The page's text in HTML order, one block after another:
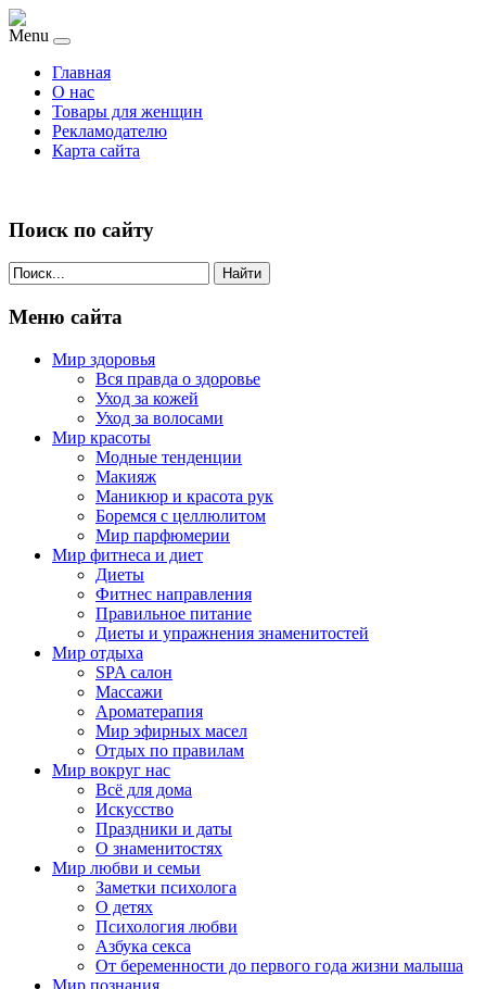
Menu
Главная
О нас
Товары для женщин
Рекламодателю
Карта сайта
Поиск по сайту
Найти
Меню сайта
Мир здоровья
Вся правда о здоровье
Уход за кожей
Уход за волосами
Мир красоты
Модные тенденции
Макияж
Маникюр и красота рук
Боремся с целлюлитом
Мир парфюмерии
Мир фитнеса и диет
Диеты
Фитнес направления
Правильное питание
Диеты и упражнения знаменитостей
Мир отдыха
SPA салон
Массажи
Ароматерапия
Мир эфирных масел
Отдых по правилам
Мир вокруг нас
Всё для дома
Искусство
Праздники и даты
О знаменитостях
Мир любви и семьи
Заметки психолога
О детях
Психология любви
Азбука секса
От беременности до первого года жизни малыша
Мир познания